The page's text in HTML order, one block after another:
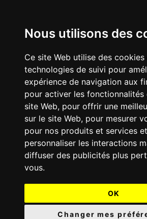
Nous utilisons des
Ce site Web utilise des
technologies de suivi pour
expérience de navigation aux
pour activer les fonctionnalités
site Web, pour offrir une
sur le site Web, pour mesurer
pour nos produits et services
personnaliser les interactions
diffuser des publicités plus
vous.
OK
Changer mes